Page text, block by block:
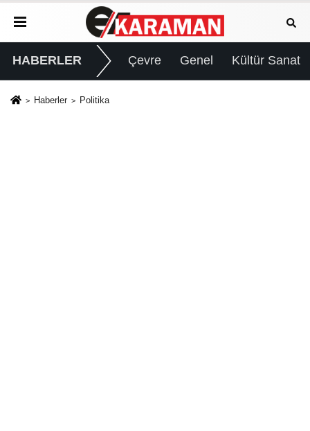
HABERLER Çevre Genel Kültür Sanat
Haberler Politika